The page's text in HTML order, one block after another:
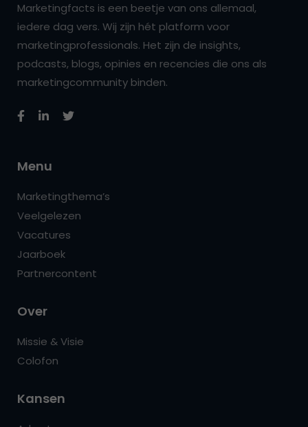
Marketingfacts is een beetje van ons allemaal,
iedere dag vers. Wij zijn hét platform voor
marketingprofessionals. Het zijn de insights,
podcasts, blogs, opinies en recencies die ons als
marketingcommunity binden.
Menu
Marketingthema’s
Veelgelezen
Vacatures
Jaarboek
Partnercontent
Over
Missie & Visie
Colofon
Kansen